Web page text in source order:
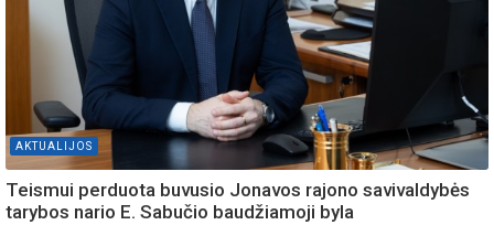
AKTUALIJOS
Teismui perduota buvusio Jonavos rajono savivaldybės
tarybos nario E. Sabučio baudžiamoji byla